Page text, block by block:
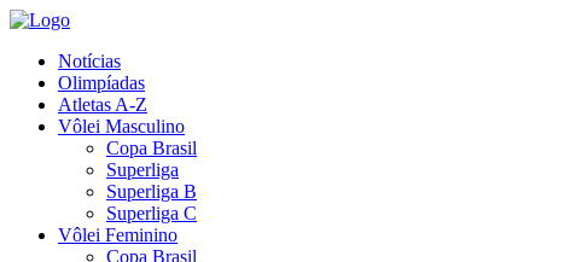
Notícias
Olimpíadas
Atletas A-Z
Vôlei Masculino
Copa Brasil
Superliga
Superliga B
Superliga C
Vôlei Feminino
Copa Brasil